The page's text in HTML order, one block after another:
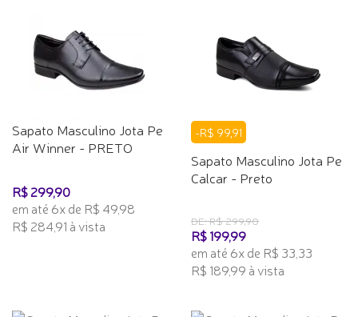
Sapato Masculino Jota Pe
Air Winner - PRETO
R$ 299,90
em até 6x de R$ 49,98
R$ 284,91 à vista
-R$ 99,91
Sapato Masculino Jota Pe
Calcar - Preto
DE: R$ 299,90
R$ 199,99
em até 6x de R$ 33,33
R$ 189,99 à vista